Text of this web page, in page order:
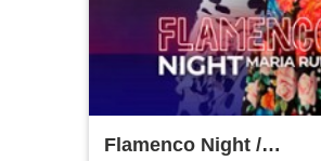
Flamenco Night /